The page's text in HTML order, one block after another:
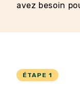
avez besoin
ÉTAPE 1